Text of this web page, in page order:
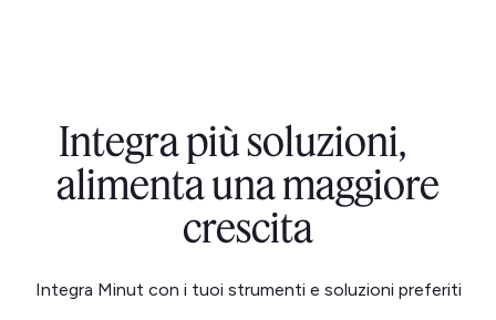
Integra più soluzioni,
alimenta una maggiore
crescita
Integra Minut con i tuoi strumenti e soluzioni preferiti